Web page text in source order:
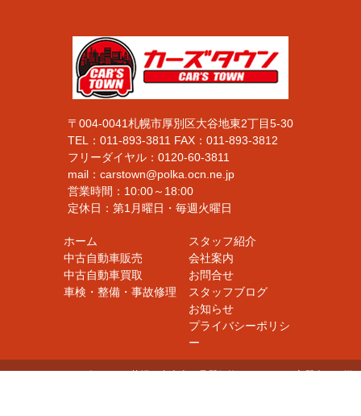
〒004-0041札幌市厚別区大谷地東2丁目5-30
TEL： 011-893-3811 FAX： 011-893-3812
フリーダイヤル： 0120-60-3811
mail：carstown@polka.ocn.ne.jp
営業時間：10:00～18:00
定休日：第1月曜日・毎週火曜日
ホーム
中古自動車販売
中古自動車買取
車検・整備・事故修理
スタッフ紹介
会社案内
お問合せ
スタッフブログ
お知らせ
プライバシーポリシ
ー